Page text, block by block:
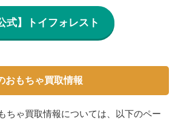
式】トイフォレスト
おもちゃ買取情報
ちゃ買取情報については、以下のペー